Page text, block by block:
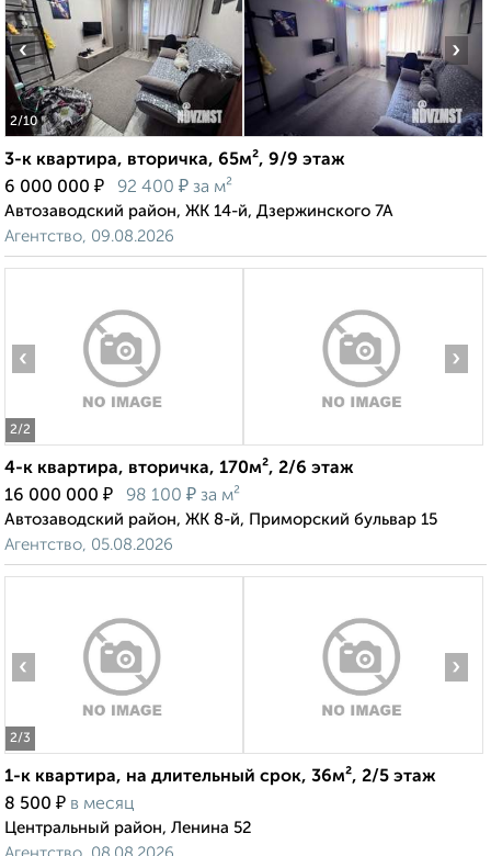
2/10
‹ ›
3-к квартира, вторичка, 65м², 9/9 этаж
6 000 000 ₽ 92 400 ₽ за м²
Автозаводский район, ЖК 14-й, Дзержинского 7А
Агентство, 09.08.2026
2/2
‹ ›
4-к квартира, вторичка, 170м², 2/6 этаж
16 000 000 ₽ 98 100 ₽ за м²
Автозаводский район, ЖК 8-й, Приморский бульвар 15
Агентство, 05.08.2026
2/3
‹ ›
1-к квартира, на длительный срок, 36м², 2/5 этаж
8 500 ₽ в месяц
Центральный район, Ленина 52